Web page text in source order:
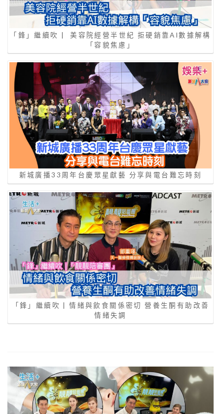
「鋒」繼續吹 | 美容院經營半世紀 拒硬銷靠AI數據解構
「容貌焦慮」
新城廣播33周年台慶眾星獻藝 分享與電台難忘時刻
「鋒」繼續吹 | 情緒與飲食關係密切 營養生酮有助改善
情緒失調